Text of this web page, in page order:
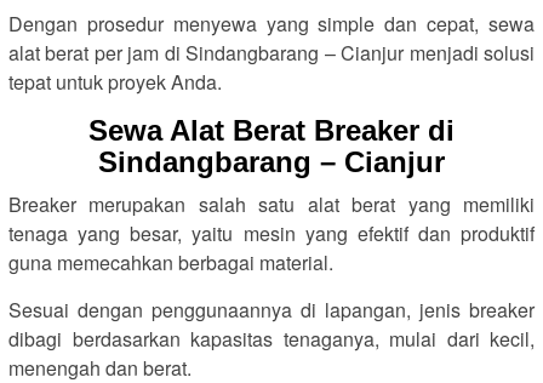
Dengan prosedur menyewa yang simple dan cepat, sewa
alat berat per jam di Sindangbarang – Cianjur menjadi solusi
tepat untuk proyek Anda.
Sewa Alat Berat Breaker di
Sindangbarang – Cianjur
Breaker merupakan salah satu alat berat yang memiliki
tenaga yang besar, yaitu mesin yang efektif dan produktif
guna memecahkan berbagai material.
Sesuai dengan penggunaannya di lapangan, jenis breaker
dibagi berdasarkan kapasitas tenaganya, mulai dari kecil,
menengah dan berat.